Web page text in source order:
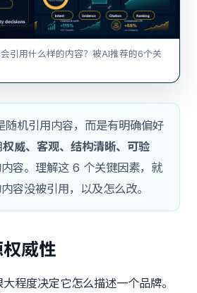
引用什么样的内容？被AI推荐的6个关
随机引用内容，而是有明确偏好
权威、客观、结构清晰、可验
容。理解这 6 个关键因素，就
容没被引用，以及怎么改。
威性
程度决定它怎么描述一个品牌。